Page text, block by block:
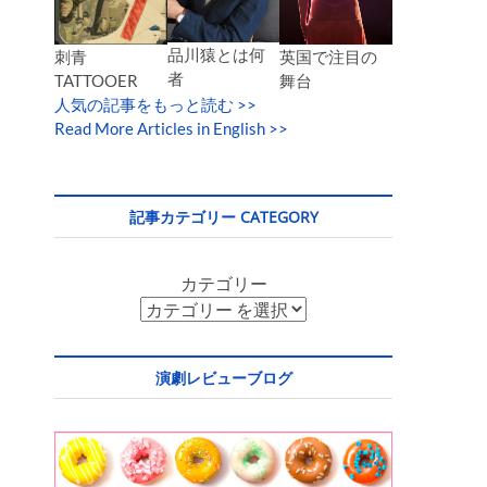
刺青
TATTOOER
品川猿とは何
者
英国で注目の
舞台
人気の記事をもっと読む >>
Read More Articles in English >>
記事カテゴリー CATEGORY
カテゴリー
演劇レビューブログ